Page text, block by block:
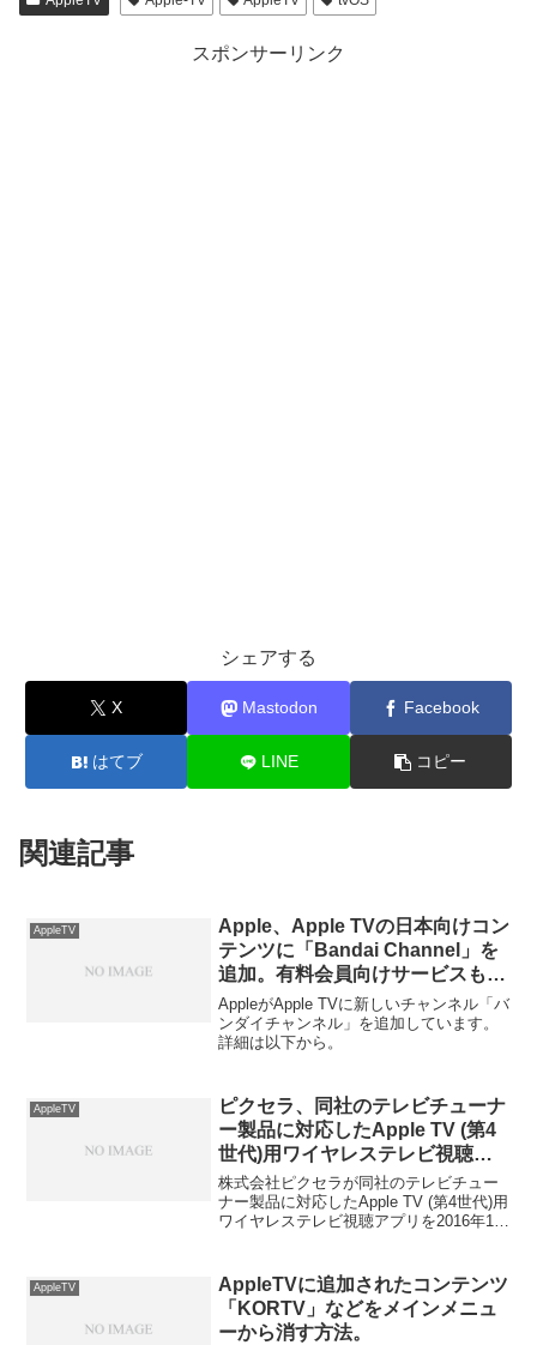
スポンサーリンク
シェアする
X Mastodon Facebook
はてブ LINE コピー
関連記事
AppleTV
Apple、Apple TVの日本向けコン
テンツに「Bandai Channel」を
追加。有料会員向けサービスも利
用可能。
AppleがApple TVに新しいチャンネル「バ
ンダイチャンネル」を追加しています。
詳細は以下から。
AppleTV
ピクセラ、同社のテレビチューナ
ー製品に対応したApple TV (第4
世代)用ワイヤレステレビ視聴ア
プリを2016年1月末に公開予定。
株式会社ピクセラが同社のテレビチュー
ナー製品に対応したApple TV (第4世代)用
ワイヤレステレビ視聴アプリを2016年1月
AppleTV
AppleTVに追加されたコンテンツ
「KORTV」などをメインメニュ
ーから消す方法。